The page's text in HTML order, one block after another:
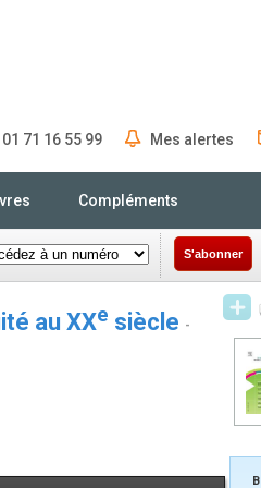
71 16 55 99 Mes alertes
Compléments
S'abonner
au XXe siècle -